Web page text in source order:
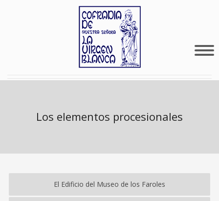
Los elementos procesionales
El Edificio del Museo de los Faroles